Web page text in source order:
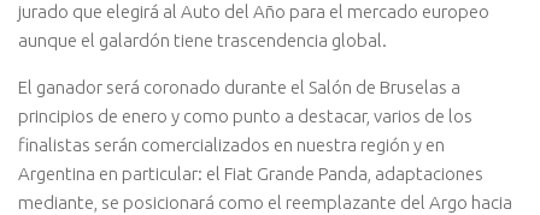
jurado que elegirá al Auto del Año para el mercado europeo
aunque el galardón tiene trascendencia global.
El ganador será coronado durante el Salón de Bruselas a
principios de enero y como punto a destacar, varios de los
finalistas serán comercializados en nuestra región y en
Argentina en particular: el Fiat Grande Panda, adaptaciones
mediante, se posicionará como el reemplazante del Argo hacia